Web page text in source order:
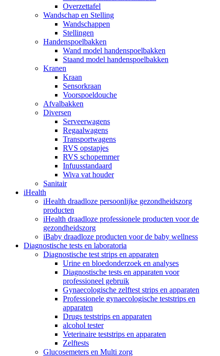
Overzettafel
Wandschap en Stelling
Wandschappen
Stellingen
Handenspoelbakken
Wand model handenspoelbakken
Staand model handenspoelbakken
Kranen
Kraan
Sensorkraan
Voorspoeldouche
Afvalbakken
Diversen
Serveerwagens
Regaalwagens
Transportwagens
RVS opstapjes
RVS schopemmer
Infuusstandaard
Wiva vat houder
Sanitair
iHealth
iHealth draadloze persoonlijke gezondheidszorg
producten
iHealth draadloze professionele producten voor de
gezondheidszorg
iBaby draadloze producten voor de baby wellness
Diagnostische tests en laboratoria
Diagnostische test strips en apparaten
Urine en bloedonderzoek en analyses
Diagnostische tests en apparaten voor
professioneel gebruik
Gynaecologische zelftest strips en apparaten
Professionele gynaecologische teststrips en
apparaten
Drugs teststrips en apparaten
alcohol tester
Veterinaire teststrips en apparaten
Zelftests
Glucosemeters en Multi zorg